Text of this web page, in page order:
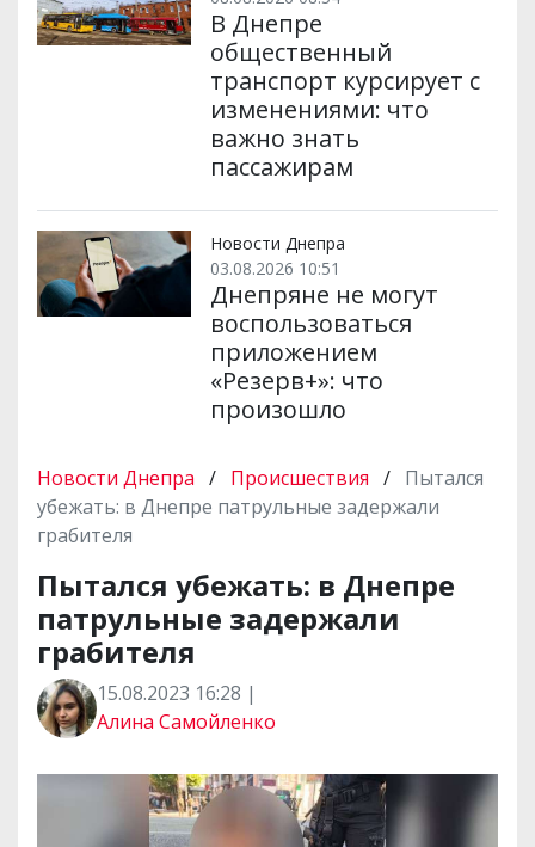
В Днепре
общественный
транспорт курсирует с
изменениями: что
важно знать
пассажирам
Новости Днепра
03.08.2026 10:51
Днепряне не могут
воспользоваться
приложением
«Резерв+»: что
произошло
Новости Днепра / Происшествия / Пытался
убежать: в Днепре патрульные задержали
грабителя
Пытался убежать: в Днепре
патрульные задержали
грабителя
15.08.2023 16:28 |
Алина Самойленко